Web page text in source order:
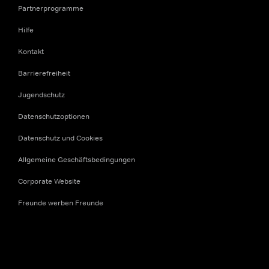
Partnerprogramme
Hilfe
Kontakt
Barrierefreiheit
Jugendschutz
Datenschutzoptionen
Datenschutz und Cookies
Allgemeine Geschäftsbedingungen
Corporate Website
Freunde werben Freunde